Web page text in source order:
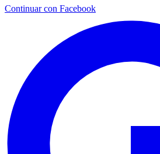
Continuar con Facebook